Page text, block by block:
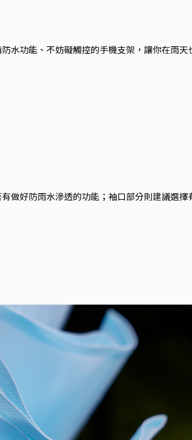
水功能、不妨礙觸控的手機支架，讓你在雨天
做好防雨水滲透的功能；袖口部分則建議選